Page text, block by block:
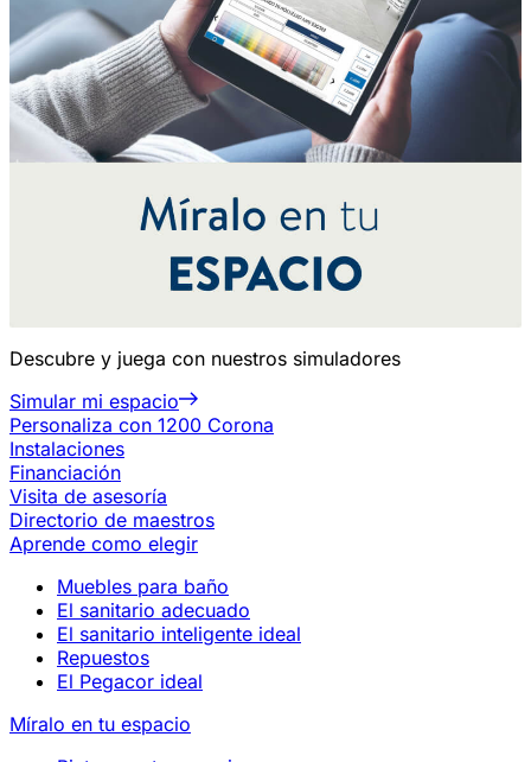
Descubre y juega con nuestros simuladores
Simular mi espacio
Personaliza con 1200 Corona
Instalaciones
Financiación
Visita de asesoría
Directorio de maestros
Aprende como elegir
Muebles para baño
El sanitario adecuado
El sanitario inteligente ideal
Repuestos
El Pegacor ideal
Míralo en tu espacio